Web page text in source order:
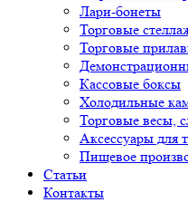
Лари-бонеты
Торговые
Торговые
Кассовые боксы
Холодильные
Торговые весы,
Аксессуары для
Пищевое
Статьи
Контакты